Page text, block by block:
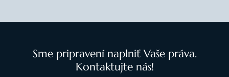
Sme pripravení naplniť Vaše práva.
Kontaktujte nás!